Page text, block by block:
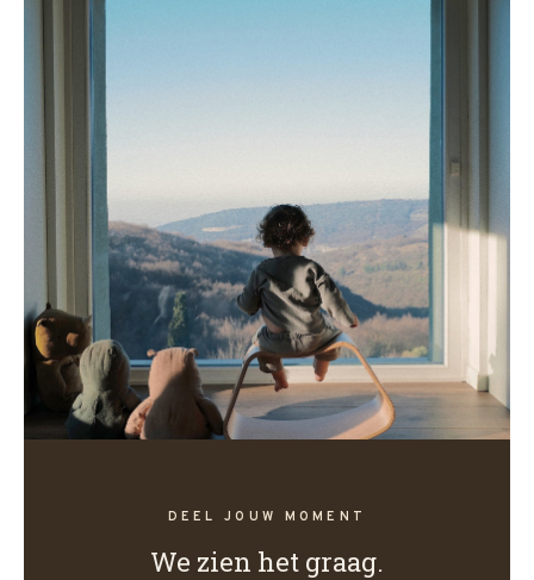
DEEL JOUW MOMENT
We zien het graag.